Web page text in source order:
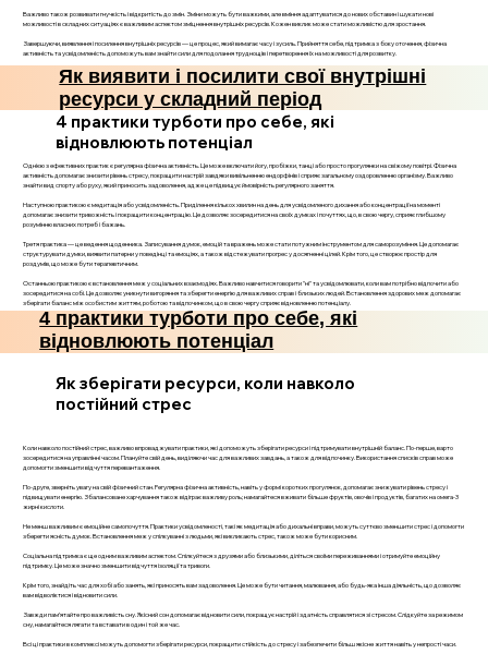
Важливо також розвивати гнучкість і відкритість до змін. Зміни можуть бути важкими, але вміння адаптуватися до нових обставин і шукати нові
можливості в складних ситуаціях є важливим аспектом зміцнення внутрішніх ресурсів. Кожен виклик може стати можливістю для зростання.
Завершуючи, виявлення і посилення внутрішніх ресурсів — це процес, який вимагає часу і зусиль. Прийняття себе, підтримка з боку оточення, фізична
активність та усвідомленість допоможуть вам знайти сили для подолання труднощів і перетворення їх на можливості для розвитку.
Як виявити і посилити свої внутрішні
ресурси у складний період
4 практики турботи про себе, які
відновлюють потенціал
Однією з ефективних практик є регулярна фізична активність. Це може включати йогу, пробіжки, танці або просто прогулянки на свіжому повітрі. Фізична
активність допомагає знизити рівень стресу, покращити настрій завдяки вивільненню ендорфінів і сприяє загальному оздоровленню організму. Важливо
знайти вид спорту або руху, який приносить задоволення, адже це підвищує ймовірність регулярного заняття.
Наступною практикою є медитація або усвідомленість. Приділення кількох хвилин на день для усвідомленого дихання або концентрації на моменті
допомагає знизити тривожність і покращити концентрацію. Це дозволяє зосередитися на своїх думках і почуттях, що, в свою чергу, сприяє глибшому
розумінню власних потреб і бажань.
Третя практика — це ведення щоденника. Записування думок, емоцій та вражень може стати потужним інструментом для саморозуміння. Це допомагає
структурувати думки, виявити патерни у поведінці та емоціях, а також відстежувати прогрес у досягненні цілей. Крім того, це створює простір для
роздумів, що може бути терапевтичним.
Останньою практикою є встановлення меж у соціальних взаємодіях. Важливо навчитися говорити "ні" та усвідомлювати, коли вам потрібно відпочити або
зосередитися на собі. Це дозволяє уникнути вигоряння та зберегти енергію для важливих справ і близьких людей. Встановлення здорових меж допомагає
зберігати баланс між особистим життям, роботою та відпочинком, що в свою чергу сприяє відновленню потенціалу.
4 практики турботи про себе, які
відновлюють потенціал
Як зберігати ресурси, коли навколо
постійний стрес
Коли навколо постійний стрес, важливо впроваджувати практики, які допоможуть зберігати ресурси і підтримувати внутрішній баланс. По-перше, варто
зосередитися на управлінні часом. Плануйте свій день, виділяючи час для важливих завдань, а також для відпочинку. Використання списків справ може
допомогти зменшити відчуття перевантаження.
По-друге, зверніть увагу на свій фізичний стан. Регулярна фізична активність, навіть у формі коротких прогулянок, допомагає знижувати рівень стресу і
підвищувати енергію. Збалансоване харчування також відіграє важливу роль; намагайтеся вживати більше фруктів, овочів і продуктів, багатих на омега-3
жирні кислоти.
Не менш важливим є емоційне самопочуття. Практики усвідомленості, такі як медитація або дихальні вправи, можуть суттєво зменшити стрес і допомогти
зберегти ясність думок. Встановлення меж у спілкуванні з людьми, які викликають стрес, також може бути корисним.
Соціальна підтримка є ще одним важливим аспектом. Спілкуйтеся з друзями або близькими, діліться своїми переживаннями і отримуйте емоційну
підтримку. Це може значно зменшити відчуття ізоляції та тривоги.
Крім того, знайдіть час для хобі або занять, які приносять вам задоволення. Це може бути читання, малювання, або будь-яка інша діяльність, що дозволяє
вам відволіктися і відновити сили.
Завжди пам’ятайте про важливість сну. Якісний сон допомагає відновити сили, покращує настрій і здатність справлятися зі стресом. Слідкуйте за режимом
сну, намагайтеся лягати та вставати в один і той же час.
Всі ці практики в комплексі можуть допомогти зберігати ресурси, покращити стійкість до стресу і забезпечити більш якісне життя навіть у непрості часи.